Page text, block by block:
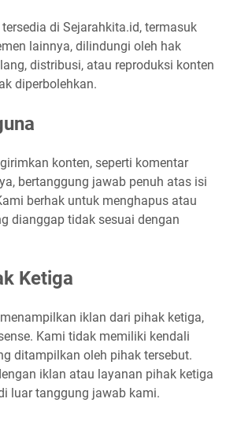
di Sejarahkita.id, termasuk
lainnya, dilindungi oleh hak
distribusi, atau reproduksi konten
diperbolehkan.
konten, seperti komentar
bertanggung jawab penuh atas isi
berhak untuk menghapus atau
dianggap tidak sesuai dengan
Ketiga
iklan dari pihak ketiga,
Kami tidak memiliki kendali
ditampilkan oleh pihak tersebut.
iklan atau layanan pihak ketiga
luar tanggung jawab kami.